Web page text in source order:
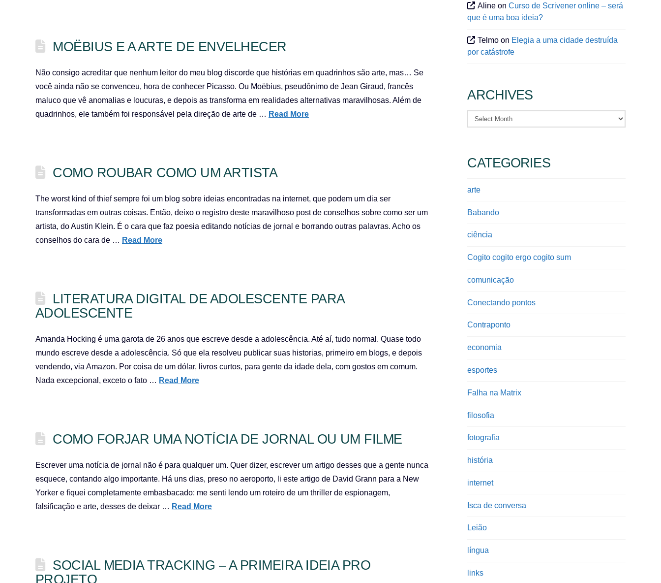
MOËBIUS E A ARTE DE ENVELHECER
Não consigo acreditar que nenhum leitor do meu blog discorde que histórias em quadrinhos são arte, mas… Se
você ainda não se convenceu, hora de conhecer Picasso. Ou Moëbius, pseudônimo de Jean Giraud, francês
maluco que vê anomalias e loucuras, e depois as transforma em realidades alternativas maravilhosas. Além de
quadrinhos, ele também foi responsável pela direção de arte de … Read More
COMO ROUBAR COMO UM ARTISTA
The worst kind of thief sempre foi um blog sobre ideias encontradas na internet, que podem um dia ser
transformadas em outras coisas. Então, deixo o registro deste maravilhoso post de conselhos sobre como ser um
artista, do Austin Klein. É o cara que faz poesia editando notícias de jornal e borrando outras palavras. Acho os
conselhos do cara de … Read More
LITERATURA DIGITAL DE ADOLESCENTE PARA
ADOLESCENTE
Amanda Hocking é uma garota de 26 anos que escreve desde a adolescência. Até aí, tudo normal. Quase todo
mundo escreve desde a adolescência. Só que ela resolveu publicar suas historias, primeiro em blogs, e depois
vendendo, via Amazon. Por coisa de um dólar, livros curtos, para gente da idade dela, com gostos em comum.
Nada excepcional, exceto o fato … Read More
COMO FORJAR UMA NOTÍCIA DE JORNAL OU UM FILME
Escrever uma notícia de jornal não é para qualquer um. Quer dizer, escrever um artigo desses que a gente nunca
esquece, contando algo importante. Há uns dias, preso no aeroporto, li este artigo de David Grann para a New
Yorker e fiquei completamente embasbacado: me senti lendo um roteiro de um thriller de espionagem,
falsificação e arte, desses de deixar … Read More
SOCIAL MEDIA TRACKING – A PRIMEIRA IDEIA PRO
PROJETO
Aline onCurso de Scrivener online – será
que é uma boa ideia?
Telmo on Elegia a uma cidade destruída
por catástrofe
ARCHIVES
Archives
CATEGORIES
arte
Babando
ciência
Cogito cogito ergo cogito sum
comunicação
Conectando pontos
Contraponto
economia
esportes
Falha na Matrix
filosofia
fotografia
história
internet
Isca de conversa
Leião
língua
links